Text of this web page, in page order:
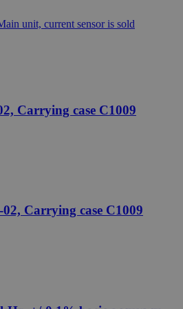
Carrying case C1009
Carrying case C1009